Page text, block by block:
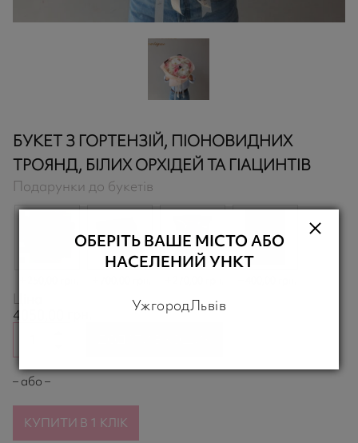
БУКЕТ З ГОРТЕНЗІЙ, ПІОНОВИДНИХ
ТРОЯНД, БІЛИХ ОРХІДЕЙ ТА ГІАЦИНТІВ
Подарунки до букетів
Ціна
4050,00
– або –
КУПИТИ В 1 КЛІК
ОБЕРІТЬ ВАШЕ МІСТО АБО
НАСЕЛЕНИЙ УНКТ
УжгородЛьвів